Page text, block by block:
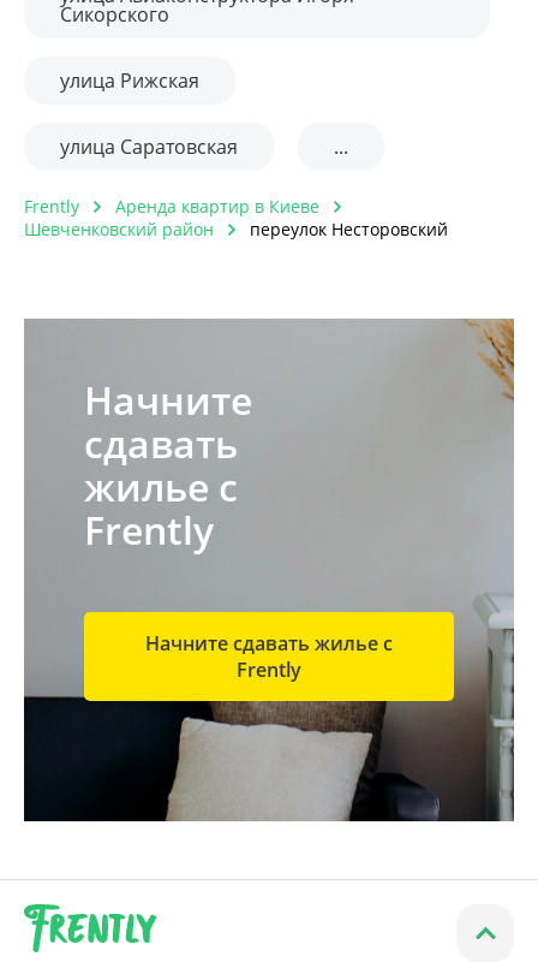
Сикорского
улица Рижская
улица Саратовская ...
Frently
Аренда квартир в Киеве
Шевченковский район
переулок Несторовский
Начните
сдавать
жилье с
Frently
Начните сдавать жилье с
Frently